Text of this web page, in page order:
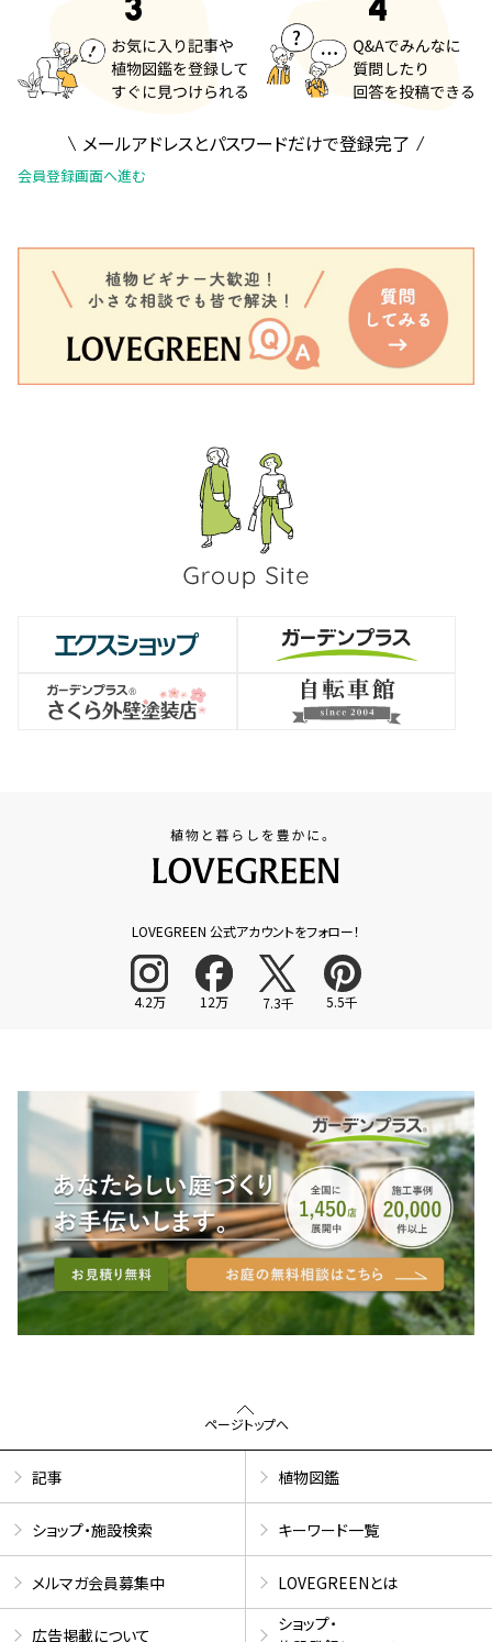
メールアドレスとパスワードだけで登録完了
会員登録画面へ進む
LOVEGREEN 公式アカウントをフォロー！
4.2万 12万 7.3千 5.5千
ページトップへ
記事 植物図鑑
ショップ・施設検索 キーワード一覧
メルマガ会員募集中 LOVEGREENとは
広告掲載について
ショップ・